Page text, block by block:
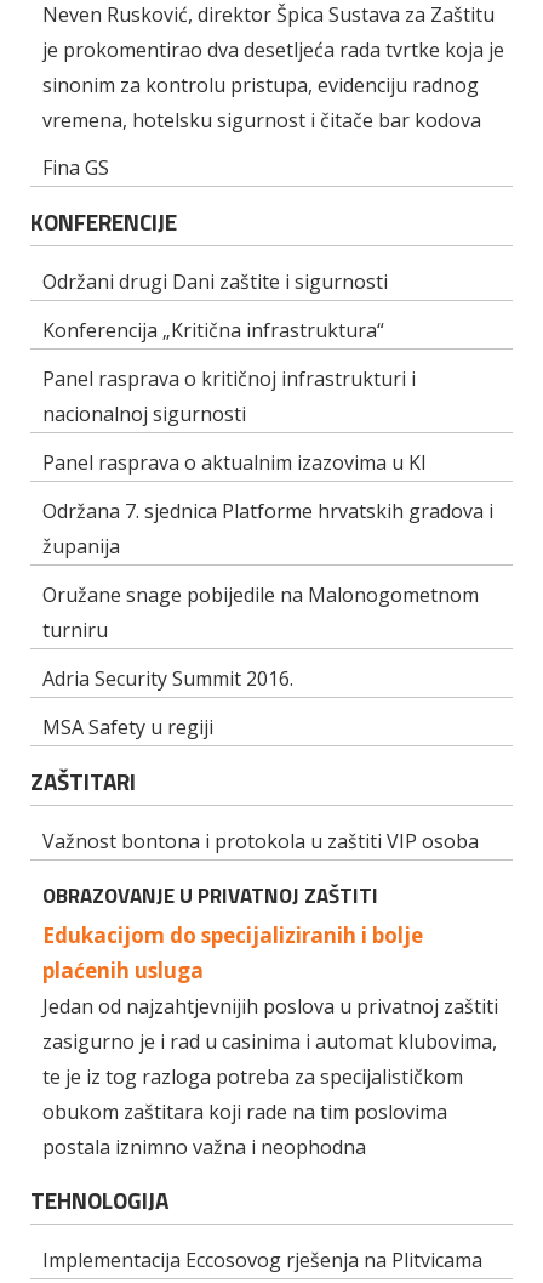
Neven Rusković, direktor Špica Sustava za Zaštitu
je prokomentirao dva desetljeća rada tvrtke koja je
sinonim za kontrolu pristupa, evidenciju radnog
vremena, hotelsku sigurnost i čitače bar kodova
Fina GS
KONFERENCIJE
Održani drugi Dani zaštite i sigurnosti
Konferencija „Kritična infrastruktura“
Panel rasprava o kritičnoj infrastrukturi i
nacionalnoj sigurnosti
Panel rasprava o aktualnim izazovima u KI
Održana 7. sjednica Platforme hrvatskih gradova i
županija
Oružane snage pobijedile na Malonogometnom
turniru
Adria Security Summit 2016.
MSA Safety u regiji
ZAŠTITARI
Važnost bontona i protokola u zaštiti VIP osoba
OBRAZOVANJE U PRIVATNOJ ZAŠTITI
Edukacijom do specijaliziranih i bolje
plaćenih usluga
Jedan od najzahtjevnijih poslova u privatnoj zaštiti
zasigurno je i rad u casinima i automat klubovima,
te je iz tog razloga potreba za specijalističkom
obukom zaštitara koji rade na tim poslovima
postala iznimno važna i neophodna
TEHNOLOGIJA
Implementacija Eccosovog rješenja na Plitvicama